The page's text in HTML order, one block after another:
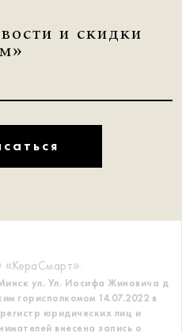
и скидки
ул. Ул. Иосифа Жиновича д
горисполкомом 14.07.2022 в
юридических лиц и
внесена запись о